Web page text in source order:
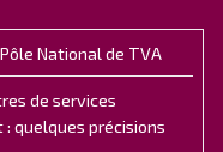
National de TVA
de services
quelques précisions